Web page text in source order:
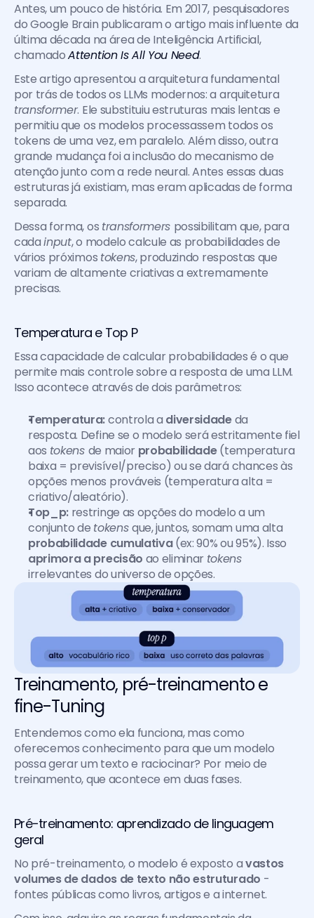
Antes, um pouco de história. Em 2017, pesquisadores
do Google Brain publicaram o artigo mais influente da
última década na área de Inteligência Artificial,
chamadoAttention Is All You Need.
Este artigo apresentou a arquitetura fundamental
transformer. Ele substituiu estruturas mais lentas e
permitiu que os modelos processassem todos os
tokens de uma vez, em paralelo. Além disso, outra
grande mudança foi a inclusão do mecanismo de
atenção junto com a rede neural. Antes essas duas
estruturas já existiam, mas eram aplicadas de forma
separada.
Dessa forma, os transformers possibilitam que, para
cada input, o modelo calcule as probabilidades de
vários próximos tokens, produzindo respostas que
variam de altamente criativas a extremamente
precisas.
Temperatura e Top P
Essa capacidade de calcular probabilidades é o que
permite mais controle sobre a resposta de uma LLM.
Isso acontece através de dois parâmetros:
Temperatura: controla a diversidade da
resposta. Define se o modelo será estritamente fiel
aos tokens de maior probabilidade (temperatura
baixa = previsível/preciso) ou se dará chances às
opções menos prováveis (temperatura alta =
criativo/aleatório).
Top_p: restringe as opções do modelo a um
conjunto de tokens
probabilidade cumulativa
aprimora a precisão ao eliminar
tokens
irrelevantes do universo de opções.
Treinamento, pré-treinamento e
fine-Tuning
Entendemos como ela funciona, mas como
oferecemos conhecimento para que um modelo
possa gerar um texto e raciocinar? Por meio de
treinamento, que acontece em duas fases.
Pré-treinamento: aprendizado de linguagem
geral
No pré-treinamento, o modelo é exposto a vastos
volumes de dados de texto não estruturado -
fontes públicas como livros, artigos e a internet.